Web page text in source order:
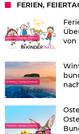
FERIEN,
von